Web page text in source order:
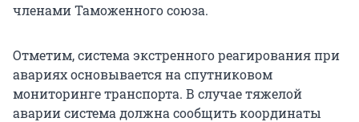
членами Таможенного союза.
Отметим, система экстренного реагирования при
авариях основывается на спутниковом
мониторинге транспорта. В случае тяжелой
аварии система должна сообщить координаты